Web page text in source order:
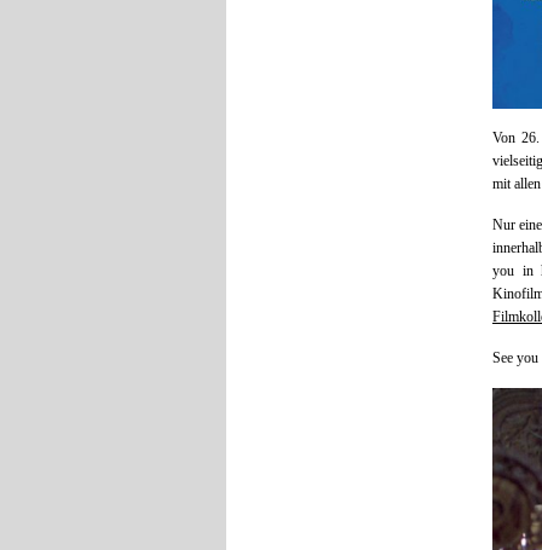
Von
mit
Nur
you in
See